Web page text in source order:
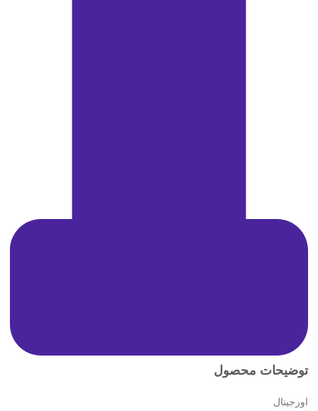
توضیحات محصول
اورجینال